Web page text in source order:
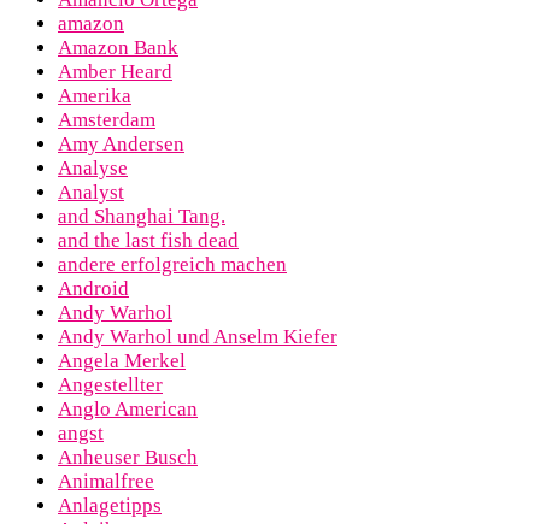
amazon
Amazon Bank
Amber Heard
Amerika
Amsterdam
Amy Andersen
Analyse
Analyst
and Shanghai Tang.
and the last fish dead
andere erfolgreich machen
Android
Andy Warhol
Andy Warhol und Anselm Kiefer
Angela Merkel
Angestellter
Anglo American
angst
Anheuser Busch
Animalfree
Anlagetipps